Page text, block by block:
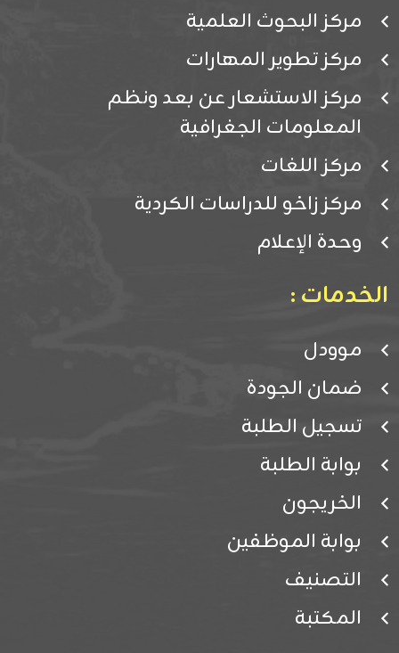
مركز البحوث العلمية
مركز تطوير المهارات
مركز الاستشعار عن بعد ونظم
المعلومات الجغرافية
مركز اللغات
مركز زاخو للدراسات الكردية
وحدة الإعلام
الخدمات :
موودل
ضمان الجودة
تسجيل الطلبة
بوابة الطلبة
الخريجون
بوابة الموظفين
التصنيف
المكتبة